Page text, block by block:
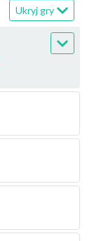
Ukryj gry